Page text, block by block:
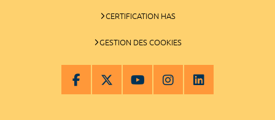
CERTIFICATION HAS
GESTION DES COOKIES